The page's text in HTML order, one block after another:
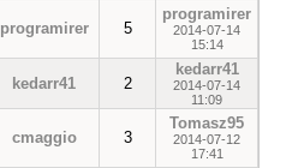
programirer 5
programirer
2014-07-14
15:14
kedarr41 2
kedarr41
2014-07-14
11:09
cmaggio 3
Tomasz95
2014-07-12
17:41